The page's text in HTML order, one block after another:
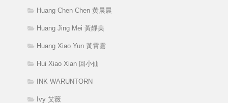
Huang Chen Chen 黄晨晨
Huang Jing Mei 黃靜美
Huang Xiao Yun 黃霄雲
Hui Xiao Xian 回小仙
INK WARUNTORN
Ivy 艾薇